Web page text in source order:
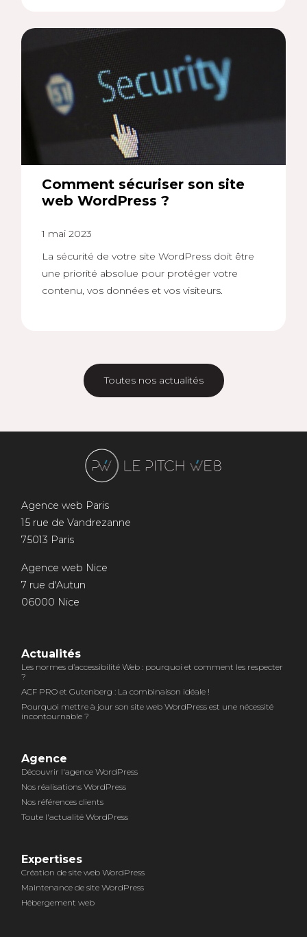
Comment sécuriser son site
web WordPress ?
1 mai 2023
La sécurité de votre site WordPress doit être
une priorité absolue pour protéger votre
contenu, vos données et vos visiteurs.
Toutes nos actualités
Agence web Paris
15 rue de Vandrezanne
75013 Paris
Agence web Nice
7 rue d'Autun
06000 Nice
Actualités
Les normes d’accessibilité Web : pourquoi et comment les respecter
?
ACF PRO et Gutenberg : La combinaison idéale !
Pourquoi mettre à jour son site web WordPress est une nécessité
incontournable ?
Agence
Découvrir l'agence WordPress
Nos réalisations WordPress
Nos références clients
Toute l'actualité WordPress
Expertises
Création de site web WordPress
Maintenance de site WordPress
Hébergement web